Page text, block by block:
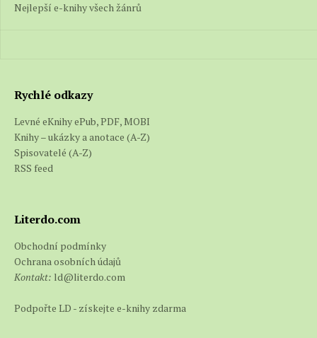
Nejlepší e-knihy všech žánrů
Rychlé odkazy
Levné eKnihy ePub, PDF, MOBI
Knihy – ukázky a anotace (A-Z)
Spisovatelé (A-Z)
RSS feed
Literdo.com
Obchodní podmínky
Ochrana osobních údajů
Kontakt: ld@literdo.com
Podpořte LD - získejte e-knihy zdarma